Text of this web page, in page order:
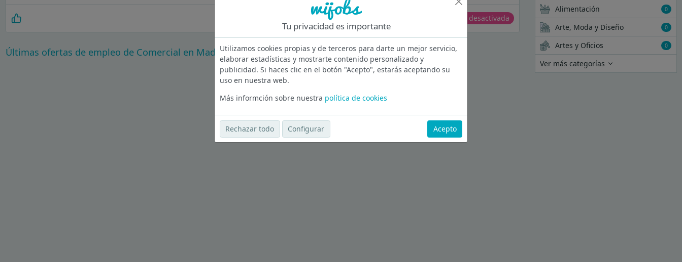
Oferta desactivada
Últimas ofertas de empleo de Comercial en Madrid
Ver más ofertas
Alimentación 0
Arte, Moda y Diseño 0
Artes y Oficios 0
Ver más categorías
Tu privacidad es importante
Utilizamos cookies propias y de terceros para darte un mejor servicio,
elaborar estadísticas y mostrarte contenido personalizado y
publicidad. Si haces clic en el botón "Acepto", estarás aceptando su
uso en nuestra web.
Más informción sobre nuestra política de cookies
Rechazar todo Configurar Acepto